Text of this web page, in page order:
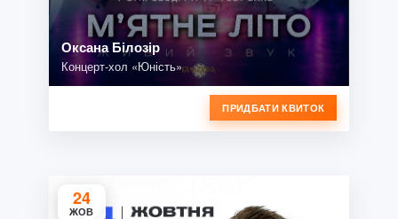
Оксана Білозір
Концерт-хол «Юність»
ПРИДБАТИ КВИТОК
24
ЖОВ